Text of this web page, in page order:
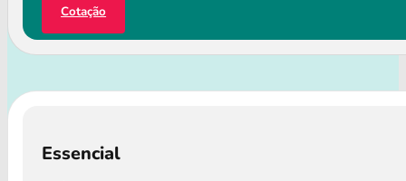
Cotação
Essencial